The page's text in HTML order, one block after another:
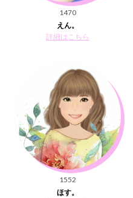
1470
えん。
詳細はこちら
1552
ほす。